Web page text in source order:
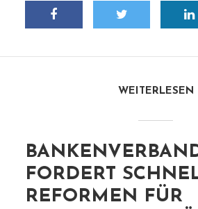
WEITERLESEN
FORDERT
REFORMEN FÜR